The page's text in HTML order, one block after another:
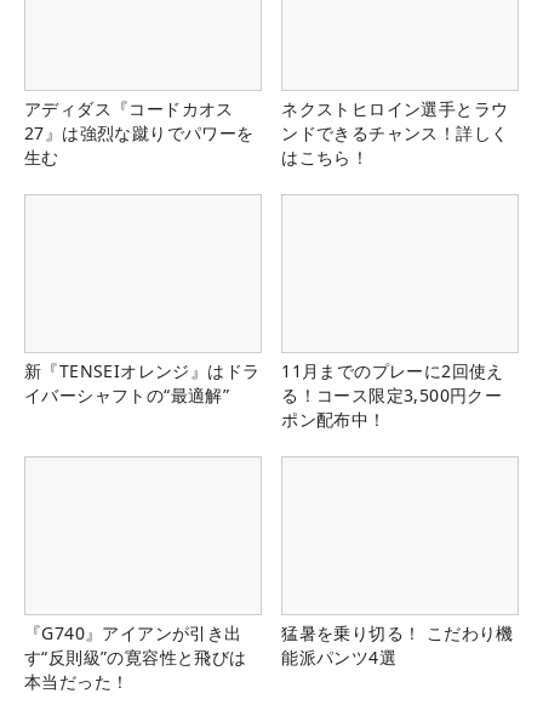
アディダス『コードカオス
27』は強烈な蹴りでパワーを
生む
ネクストヒロイン選手とラウ
ンドできるチャンス！詳しく
はこちら！
新『TENSEIオレンジ』はドラ
イバーシャフトの“最適解”
11月までのプレーに2回使え
る！コース限定3,500円クー
ポン配布中！
『G740』アイアンが引き出
す“反則級”の寛容性と飛びは
本当だった！
猛暑を乗り切る！ こだわり機
能派パンツ4選